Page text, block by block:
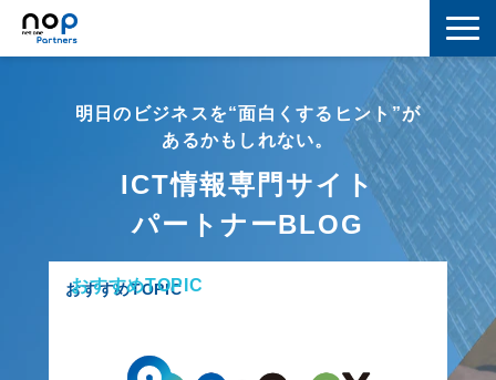
マーケティング
セキュリティ
コラボレーション
明日のビジネスを“面白くするヒント”が
あるかもしれない。
ICT情報専門サイト
パートナーBLOG
おすすめTOPIC
おすすめTOPIC